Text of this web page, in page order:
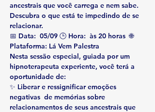
ancestrais que você carrega e nem sabe.
Descubra o que está te impedindo de se
relacionar.
📅 Data: 05/09 🕒 Hora: às 20 horas  🌐
Plataforma: Lá Vem Palestra
Nesta sessão especial, guiada por um
hipnoterapeuta experiente, você terá a
oportunidade de:
✨ Liberar e ressignificar emoções
negativas de memórias sobre
relacionamentos de seus ancestrais que